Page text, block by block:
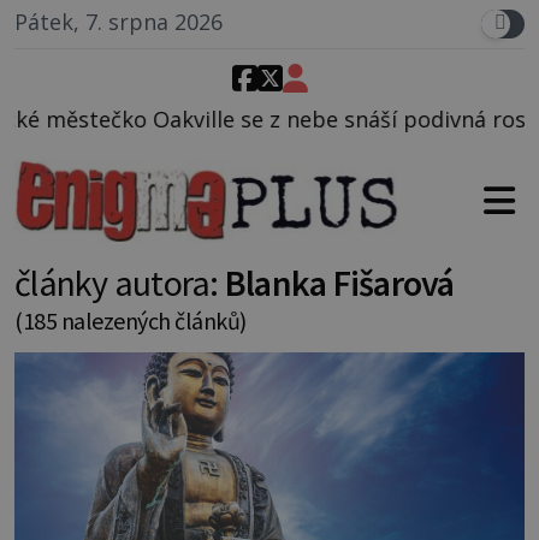
Pátek, 7. srpna 2026
z nebe snáší podivná rosolovitá látka
články autora: Blanka Fišarová
(185 nalezených článků)